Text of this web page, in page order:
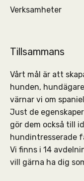
Verksamheter
Tillsammans
Vårt mål är att
hunden,
värnar vi om
Just de
gör dem också till
hundintresserade
Vi finns i 14
vill gärna ha dig